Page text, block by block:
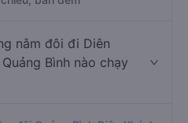
nằm đôi đi Diên
Bình nào chạy